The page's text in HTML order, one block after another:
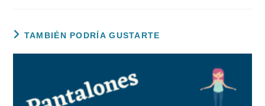
TAMBIÉN PODRÍA GUSTARTE